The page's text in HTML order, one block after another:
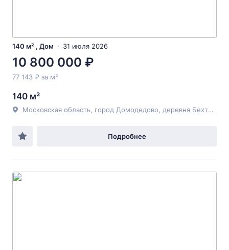
140 м² , Дом 31 июля 2026
10 800 000 ₽
77 143 ₽ за м²
140 м²
Московская область, город Домодедово, деревня Бехтеево, улица Владимирская, дом 151а,
Подробнее